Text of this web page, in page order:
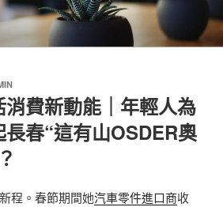
費新動能｜年輕人為
春“這有山OSDER奧
程。春節期間她汽車零件進口商收